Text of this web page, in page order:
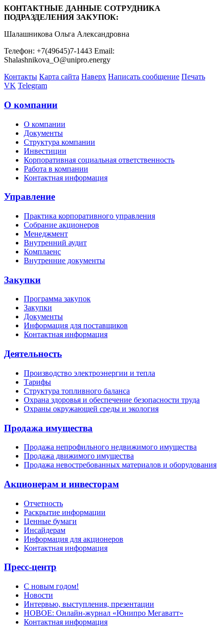
КОНТАКТНЫЕ ДАННЫЕ СОТРУДНИКА
ПОДРАЗДЕЛЕНИЯ ЗАКУПОК:
Шалашникова Ольга Александровна
Телефон: +7(49645)7-1443 Email:
Shalashnikova_O@unipro.energy
Контакты Карта сайта Наверх Написать сообщение Печать
VK Telegram
О компании
О компании
Документы
Структура компании
Инвестиции
Корпоративная социальная ответственность
Работа в компании
Контактная информация
Управление
Практика корпоративного управления
Собрание акционеров
Менеджмент
Внутренний аудит
Комплаенс
Внутренние документы
Закупки
Программа закупок
Закупки
Документы
Информация для поставщиков
Контактная информация
Деятельность
Производство электроэнергии и тепла
Тарифы
Структура топливного баланса
Охрана здоровья и обеспечение безопасности труда
Охраны окружающей среды и экология
Продажа имущества
Продажа непрофильного недвижимого имущества
Продажа движимого имущества
Продажа невостребованных материалов и оборудования
Акционерам и инвесторам
Отчетность
Раскрытие информации
Ценные бумаги
Инсайдерам
Информация для акционеров
Контактная информация
Пресс-центр
С новым годом!
Новости
Интервью, выступления, презентации
НОВОЕ: Онлайн-журнал «Юнипро Мегаватт»
Контактная информация